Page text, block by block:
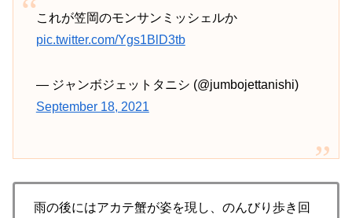
これが笠岡のモンサンミッシェルか
pic.twitter.com/Ygs1BlD3tb
— ジャンボジェットタニシ (@jumbojettanishi)
September 18, 2021
雨の後にはアカテ蟹が姿を現し、のんびり歩き回